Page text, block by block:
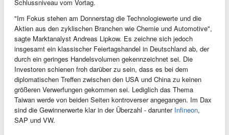
Schlussniveau vom Vortag.
"Im Fokus stehen am Donnerstag die Technologiewerte und die
Aktien aus den zyklischen Branchen wie Chemie und Automotive",
sagte Marktanalyst Andreas Lipkow. Es zeichne sich jedoch
insgesamt ein klassischer Feiertagshandel in Deutschland ab, der
durch ein geringes Handelsvolumen gekennzeichnet sei. Die
Investoren schienen froh darüber zu sein, dass es bei dem
diplomatischen Treffen zwischen den USA und China zu keinen
größeren Verwerfungen gekommen sei. Lediglich das Thema
Taiwan werde von beiden Seiten kontroverser angegangen. Im Dax
sind die Gewinnerwerte klar in der Überzahl - darunter Infineon,
SAP und VW.